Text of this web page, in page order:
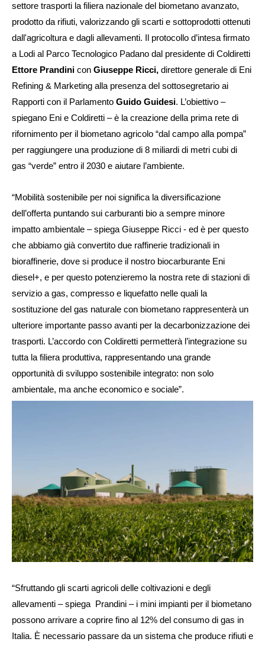
settore trasporti la filiera nazionale del biometano avanzato,
prodotto da rifiuti, valorizzando gli scarti e sottoprodotti ottenuti
dall'agricoltura e dagli allevamenti. Il protocollo d’intesa firmato
a Lodi al Parco Tecnologico Padano dal presidente di Coldiretti
Ettore Prandini con Giuseppe Ricci, direttore generale di Eni
Refining & Marketing alla presenza del sottosegretario ai
Rapporti con il Parlamento Guido Guidesi. L’obiettivo –
spiegano Eni e Coldiretti – è la creazione della prima rete di
rifornimento per il biometano agricolo “dal campo alla pompa”
per raggiungere una produzione di 8 miliardi di metri cubi di
gas “verde” entro il 2030 e aiutare l’ambiente.
“Mobilità sostenibile per noi significa la diversificazione
dell’offerta puntando sui carburanti bio a sempre minore
impatto ambientale –spiega Giuseppe Ricci - ed è per questo
che abbiamo già convertito due raffinerie tradizionali in
bioraffinerie, dove si produce il nostro biocarburante Eni
diesel+, e per questo potenzieremo la nostra rete di stazioni di
servizio a gas, compresso e liquefatto nelle quali la
sostituzione del gas naturale con biometano rappresenterà un
ulteriore importante passo avanti per la decarbonizzazione dei
trasporti. L’accordo con Coldiretti permetterà l’integrazione su
tutta la filiera produttiva, rappresentando una grande
opportunità di sviluppo sostenibile integrato: non solo
ambientale, ma anche economico e sociale”.
“Sfruttando gli scarti agricoli delle coltivazioni e degli
allevamenti –spiega Prandini – i mini impianti per il biometano
possono arrivare a coprire fino al 12% del consumo di gas in
Italia. È necessario passare da un sistema che produce rifiuti e